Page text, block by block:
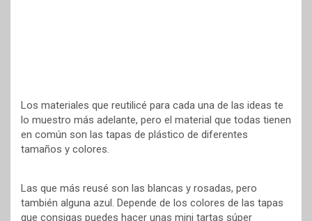
Los materiales que reutilicé para cada una de las ideas te
lo muestro más adelante, pero el material que todas tienen
en común son las tapas de plástico de diferentes
tamaños y colores.
Las que más reusé son las blancas y rosadas, pero
también alguna azul. Depende de los colores de las tapas
que consigas puedes hacer unas mini tartas súper